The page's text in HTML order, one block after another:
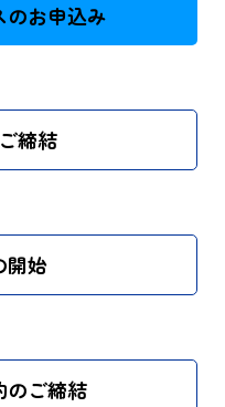
お申込み
締結
開始
のご締結